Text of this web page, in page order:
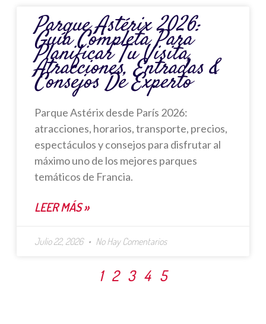
Parque Astérix 2026:
Guía Completa Para
Planificar Tu Visita,
Atracciones, Entradas &
Consejos De Experto
Parque Astérix desde París 2026:
atracciones, horarios, transporte, precios,
espectáculos y consejos para disfrutar al
máximo uno de los mejores parques
temáticos de Francia.
LEER MÁS »
Julio 22, 2026 No Hay Comentarios
1 2 3 4 5